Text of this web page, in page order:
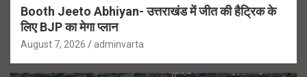
Booth Jeeto Abhiyan- उत्तराखंड में जीत की हैट्रिक के
लिए BJP का मेगा प्लान
August 7, 2026 adminvarta